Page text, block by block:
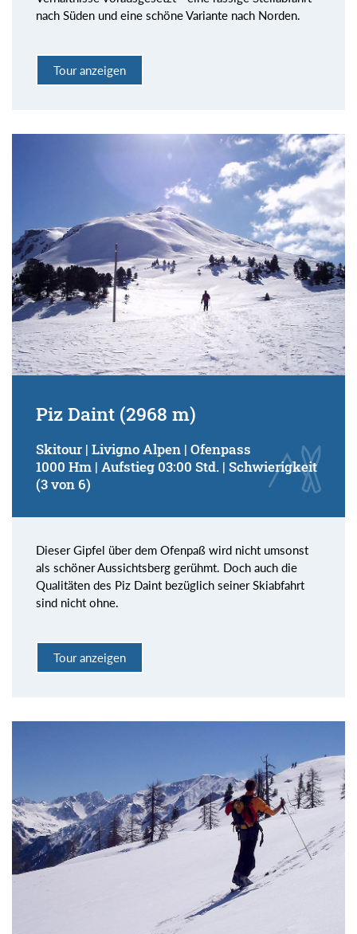
nach Süden und eine schöne Variante nach Norden.
Tour anzeigen
Piz Daint (2968 m)
Skitour | Livigno Alpen | Ofenpass
1000 Hm | Aufstieg 03:00 Std. | Schwierigkeit
(3 von 6)
Dieser Gipfel über dem Ofenpaß wird nicht umsonst
als schöner Aussichtsberg gerühmt. Doch auch die
Qualitäten des Piz Daint bezüglich seiner Skiabfahrt
sind nicht ohne.
Tour anzeigen